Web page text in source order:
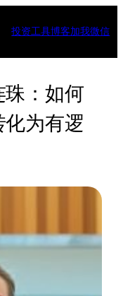
投资工具博客加我微信
：如何
为有逻